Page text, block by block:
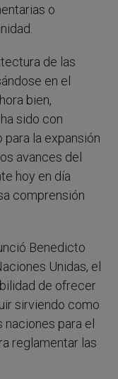
o
de las
en el
bien,
sido con
la expansión
avances del
hoy en día
comprensión
Benedicto
Unidas, el
de ofrecer
sirviendo como
para el
reglamentar las